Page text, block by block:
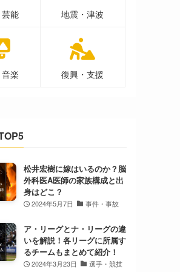
能 地震・津波
楽 復興・支援
松井宏樹に嫁はいるのか？脳
外科医A医師の家族構成と出
身はどこ？
2024年5月7日 事件・事故
ア・リーグとナ・リーグの違
いを解説！各リーグに所属す
るチームもまとめて紹介！
2024年3月23日 選手・競技